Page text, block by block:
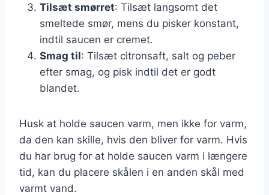
Tilsæt smørret: Tilsæt langsomt det
smeltede smør, mens du pisker konstant,
indtil saucen er cremet.
Smag til: Tilsæt citronsaft, salt og peber
efter smag, og pisk indtil det er godt
blandet.
Husk at holde saucen varm, men ikke for varm,
da den kan skille, hvis den bliver for varm. Hvis
du har brug for at holde saucen varm i længere
tid, kan du placere skålen i en anden skål med
varmt vand.